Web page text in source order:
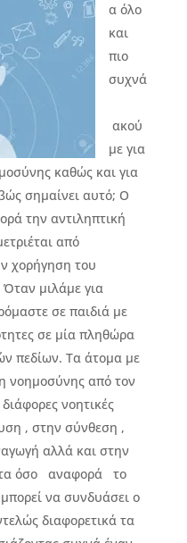
α όλο
και
πιο
συχνά
ακού
με για
καθώς και για
σημαίνει αυτό; Ο
την αντιληπτική
από
χορήγηση του
μιλάμε για
σε παιδιά με
σε μία πληθώρα
πεδίων. Τα άτομα με
νοημοσύνης από τον
νοητικές
, στην σύνθεση ,
αλλά και στην
όσο αναφορά το
να συνδυάσει ο
διαφορετικά τα